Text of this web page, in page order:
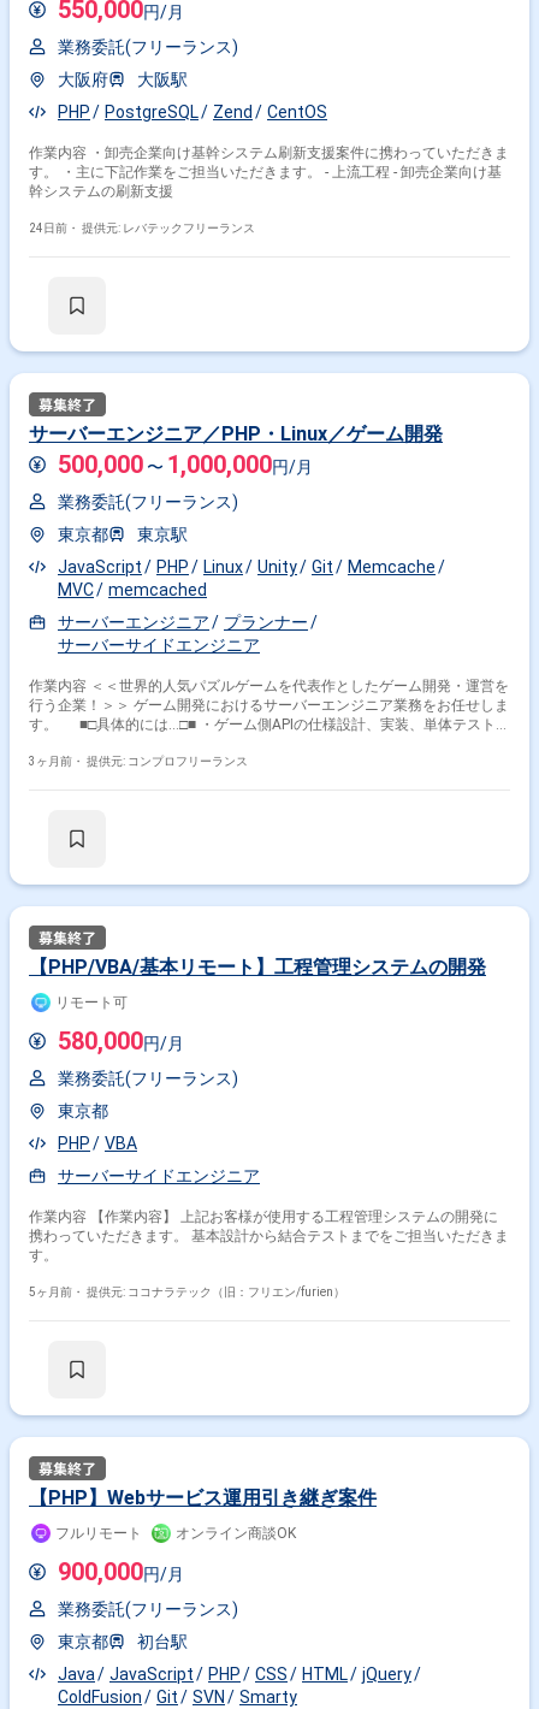
550,000円/月
業務委託(フリーランス)
大阪府
大阪駅
PHP
PostgreSQL Zend CentOS
作業内容 ・卸売企業向け基幹システム刷新支援案件に携わっていただきま
す。 ・主に下記作業をご担当いただきます。 - 上流工程 - 卸売企業向け基
幹システムの刷新支援
24日前・ 提供元: レバテックフリーランス
サーバーエンジニア／PHP・Linux／ゲーム開発
500,000 〜 1,000,000円/月
業務委託(フリーランス)
東京都
東京駅
JavaScript
PHP Linux Unity Git
Memcache
MVC
memcached
サーバーエンジニア
プランナー
サーバーサイドエンジニア
作業内容 ＜＜世界的人気パズルゲームを代表作としたゲーム開発・運営を
行う企業！＞＞ ゲーム開発におけるサーバーエンジニア業務をお任せしま
す。 ■□具体的には…□■ ・ゲーム側APIの仕様設計、実装、単体テスト
変更、動向数値情報、動向ログ） ・不具合調査 ・保守作業（メンテナン
に立つサービス開発に携わりたい方
3ヶ月前・ 提供元: コンプロフリーランス
【PHP/VBA/基本リモート】工程管理システムの開発
リモート可
580,000円/月
業務委託(フリーランス)
東京都
PHP
VBA
サーバーサイドエンジニア
作業内容 【作業内容】 上記お客様が使用する工程管理システムの開発に
携わっていただきます。 基本設計から結合テストまでをご担当いただきま
す。
5ヶ月前・ 提供元: ココナラテック（旧：フリエン/furien）
【PHP】Webサービス運用引き継ぎ案件
フルリモート オンライン商談OK
900,000円/月
業務委託(フリーランス)
東京都
初台駅
Java
JavaScript PHP CSS HTML
jQuery
ColdFusion
Git SVN
Smarty